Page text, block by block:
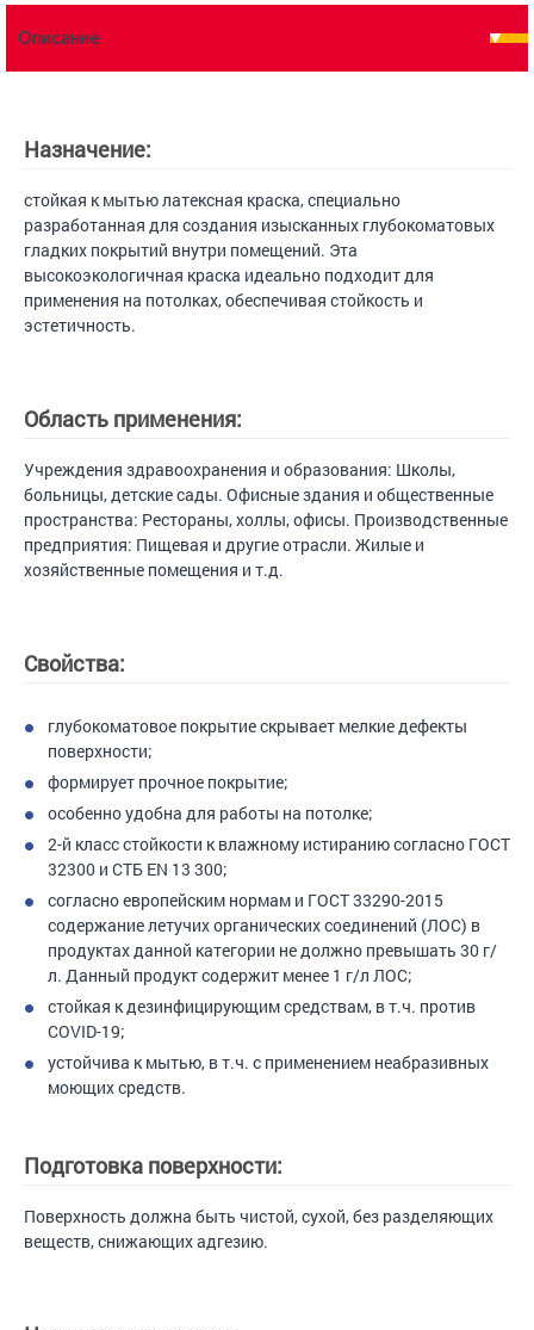
Описание
Назначение:
стойкая к мытью латексная краска, специально
разработанная для создания изысканных глубокоматовых
гладких покрытий внутри помещений. Эта
высокоэкологичная краска идеально подходит для
применения на потолках, обеспечивая стойкость и
эстетичность.
Область применения:
Учреждения здравоохранения и образования: Школы,
больницы, детские сады. Офисные здания и общественные
пространства: Рестораны, холлы, офисы. Производственные
предприятия: Пищевая и другие отрасли. Жилые и
хозяйственные помещения и т.д.
Свойства:
глубокоматовое покрытие скрывает мелкие дефекты
поверхности;
формирует прочное покрытие;
особенно удобна для работы на потолке;
2-й класс стойкости к влажному истиранию согласно ГОСТ
32300 и СТБ EN 13 300;
согласно европейским нормам и ГОСТ 33290-2015
содержание летучих органических соединений (ЛОС) в
продуктах данной категории не должно превышать 30 г/
л. Данный продукт содержит менее 1 г/л ЛОС;
стойкая к дезинфицирующим средствам, в т.ч. против
COVID-19;
устойчива к мытью, в т.ч. с применением неабразивных
моющих средств.
Подготовка поверхности:
Поверхность должна быть чистой, сухой, без разделяющих
веществ, снижающих адгезию.